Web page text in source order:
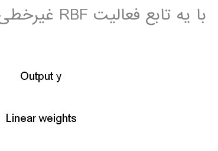
با یه تابع فعالیت RBF غیرخطی و لایه ی خروجی